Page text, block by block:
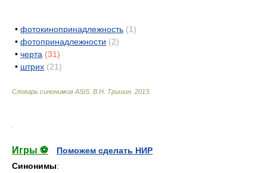
• фотокинопринадлежность (1)
• фотопринадлежности (2)
• черта (31)
• штрих (21)
Словарь синонимов ASIS. В.Н. Тришин 2013
Игры ⚽
Поможем сделать НИР
Синонимы: